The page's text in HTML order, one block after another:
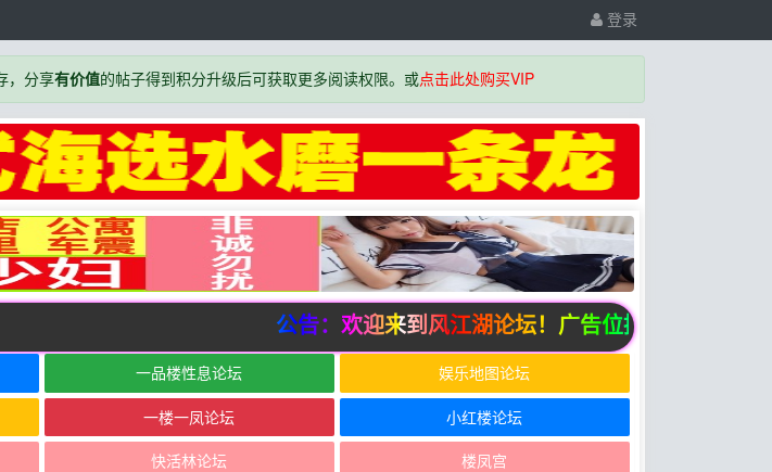
登录
，分享有价值的帖子得到积分升级后可获取更多阅读权限。或点击此处购买VIP
公告：欢迎来到风江湖论坛！广告位招商中
一品楼性息论坛 娱乐地图论坛
一楼一凤论坛 小红楼论坛
快活林论坛 楼凤宫